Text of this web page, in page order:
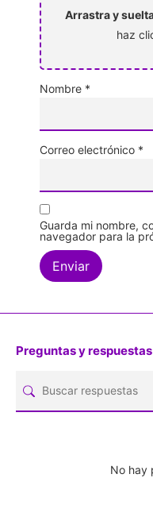
Arrastra y
haz
Nombre *
Correo electrónico *
Guarda mi nombre,
navegador para la
Preguntas y respuestas
No hay